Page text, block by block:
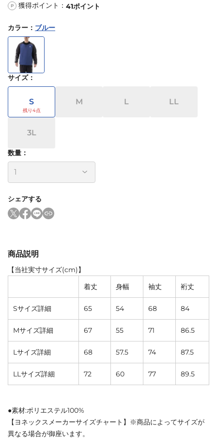
P 獲得ポイント： 41ポイント
カラー ： ブルー
サイズ：
S M L LL
3L
数量：
シェアする
商品説明
【当社実寸サイズ(cm)】
着丈
身幅 袖丈 裄丈
Sサイズ詳細 65 54 68 84
Mサイズ詳細 67 55 71 86.5
Lサイズ詳細 68 57.5 74 87.5
LLサイズ詳細 72 60 77 89.5
●素材:ポリエステル100%
【ヨネックスメーカーサイズチャート】※商品によってサイズが
異なる場合が御座います。